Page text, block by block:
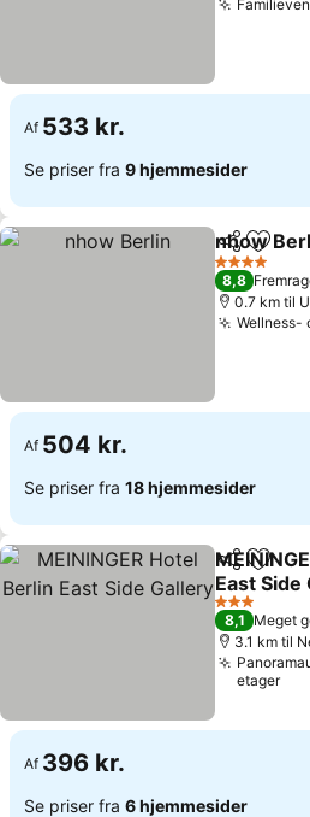
Af 533 kr.
Se priser fra 9 hjemmesider
Del Føj til
nhow
4 Stjerner
8,8
0.7 km til
Wellness-
Af 504 kr.
Se priser fra 18 hjemmesider
Del Føj
East Side
3 Stjerner
8,1 Meget
3.1 km til
etager
Af 396 kr.
Se priser fra 6 hjemmesider